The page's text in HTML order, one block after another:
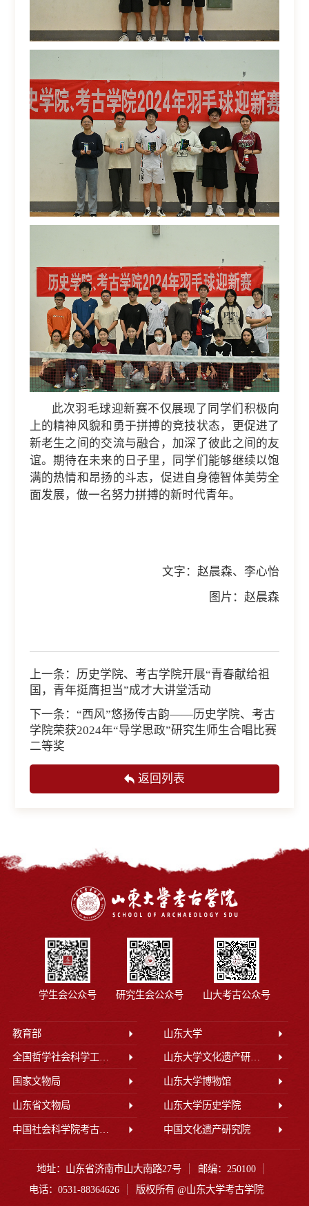
此次羽毛球迎新赛不仅展现了同学们积极向
上的精神风貌和勇于拼搏的竞技状态，更促进了
新老生之间的交流与融合，加深了彼此之间的友
谊。期待在未来的日子里，同学们能够继续以饱
满的热情和昂扬的斗志，促进自身德智体美劳全
面发展，做一名努力拼搏的新时代青年。
文字：赵晨森、李心怡
图片：赵晨森
上一条： 历史学院、考古学院开展“青春献给祖
国，青年挺膺担当”成才大讲堂活动
下一条： “西风”悠扬传古韵——历史学院、考古
学院荣获2024年“导学思政”研究生师生合唱比赛
二等奖
返回列表
学生会公众号 研究生会公众号 山大考古公众号
教育部 山东大学
全国哲学社会科学工作办公室 山东大学文化遗产研究院
国家文物局 山东大学博物馆
山东省文物局 山东大学历史学院
中国社会科学院考古研究所 中国文化遗产研究院
地址：山东省济南市山大南路27号
邮编：250100
电话：0531-88364626
版权所有 @山东大学考古学院